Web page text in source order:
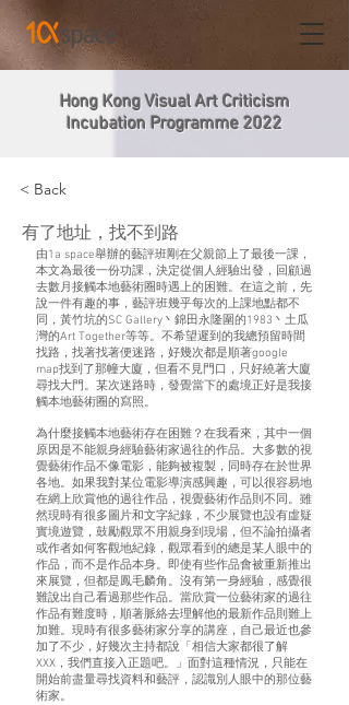
Hong Kong Visual Art Criticism
Incubation Programme 2022
< Back
有了地址，找不到路
由1a space舉辦的藝評班剛在⽗親節上了最後⼀課，
本⽂為最後⼀份功課，決定從個⼈經驗出發，回顧過
去數⽉接觸本地藝術圈時遇上的困難。在這之前，先
說⼀件有趣的事，藝評班幾乎每次的上課地點都不
同，⿈⽵坑的SC Gallery⼂錦⽥永隆圍的1983⼂⼟瓜
灣的Art Together等等。不希望遲到的我總預留時間
找路，找著找著便迷路，好幾次都是順著google
map找到了那幢⼤廈，但看不⾒⾨⼝，只好繞著⼤廈
尋找⼤⾨。某次迷路時，發覺當下的處境正好是我接
觸本地藝術圈的寫照。
為什麼接觸本地藝術存在困難？在我看來，其中⼀個
原因是不能親⾝經驗藝術家過往的作品。⼤多數的視
覺藝術作品不像電影，能夠被複製，同時存在於世界
各地。如果我對某位電影導演感興趣，可以很容易地
在網上欣賞他的過往作品，視覺藝術作品則不同。雖
然現時有很多圖⽚和⽂字紀錄，不少展覽也設有虛疑
實境遊覽，⿎勵觀眾不⽤親⾝到現場，但不論拍攝者
或作者如何客觀地紀錄，觀眾看到的總是某⼈眼中的
作品，⽽不是作品本⾝。即使有些作品會被重新推出
來展覽，但都是鳳⽑麟⾓。沒有第⼀⾝經驗，感覺很
難說出⾃⼰看過那些作品。當欣賞⼀位藝術家的過往
作品有難度時，順著脈絡去理解他的最新作品則難上
加難。現時有很多藝術家分享的講座，⾃⼰最近也參
加了不少，好幾次主持都說「相信⼤家都很了解
XXX，我們直接入正題吧。」⾯對這種情況，只能在
開始前盡量尋找資料和藝評，認識別⼈眼中的那位藝
術家。